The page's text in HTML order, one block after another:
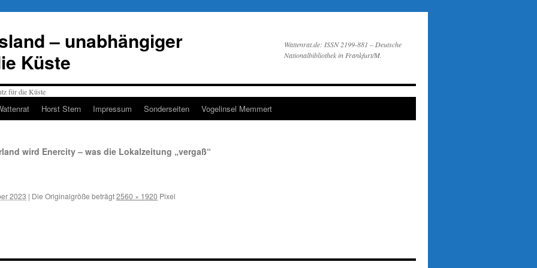
– unabhängiger
Küste
Wattenrat.de: ISSN 2199-881 – Deutsche
Nationalbibliothek in Frankfurt/M.
Horst Stern Impressum Sonderseiten Vogelinsel Memmert
wird Enercity – was die Lokalzeitung „vergaß“
2023 | Die Originalgröße beträgt2560 × 1920 Pixel